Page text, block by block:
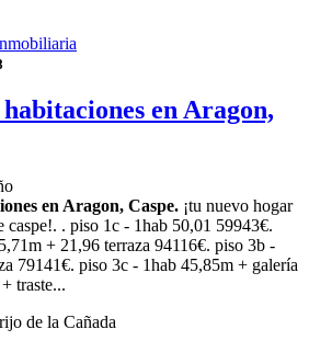
en Aragon,
en Aragon, Caspe. ¡tu nuevo hogar
caspe!. . piso 1c - 1hab 50,01 59943€.
+ 21,96 terraza 94116€. piso 3b -
79141€. piso 3c - 1hab 45,85m + galería
traste...